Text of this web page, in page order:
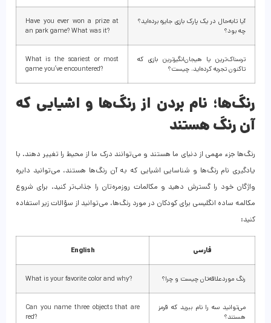
آیا تابه‌حال در یک پارک بازی جایزه برده‌اید؟
چه بود؟
Have you ever won a prize at
an park game? What was it?
ترسناک‌ترین یا هیجان‌انگیزترین بازی که
تاکنون تجربه کرده‌اید، چیست؟
What is the scariest or most
game you’ve encountered?
رنگ‌ها؛ نام بردن از رنگ‌ها و اشیایی که
آن رنگ هستند
رنگ‌ها جزء مهمی از دنیای ما هستند و می‌توانند درک ما از محیط را تغییر دهند. با
یادگیری نام رنگ‌ها و شناسایی اشیایی که به آن رنگ‌ها هستند، می‌توانید دایره
واژگان خود را گسترش دهید و مکالمات روزمره‌تان را جذاب‌تر کنید. برای شروع
مکالمه ساده انگلیسی برای کودکان در مورد رنگ‌ها، می‌توانید از سؤالات زیر استفاده
کنید:
فارسی English
رنگ موردعلاقه‌تان چیست و چرا؟ What is your favorite color and why?
می‌توانید سه را نام ببرید که قرمز
هستند؟
Can you name three objects that are
red?